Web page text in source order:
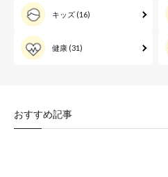
キッズ (16)
健康 (31)
おすすめ記事